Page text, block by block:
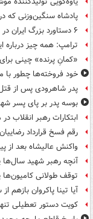
پادشاه سنگین‌وزنی که
۶ دستاورد بزرگ ایران در ۱۶۰ روز رهبری رهبر انقلاب
ترامپ: همه چیز درباره
«کمانِ پرنده» چینی
خود فروخته‌ها چطور با
پدر شاهرودی پس از
بوسه‌ پدر بر پای پسر
ابتکارات رهبر انقلاب در
رقم فسخ قرارداد رضاییان با
واکنش عالیشاه بعد از
آنچه رهبر شهید سال‌ها
توقف طولانی
آیا تینا پاکروان بازهم
کویت دستور تعطیلی